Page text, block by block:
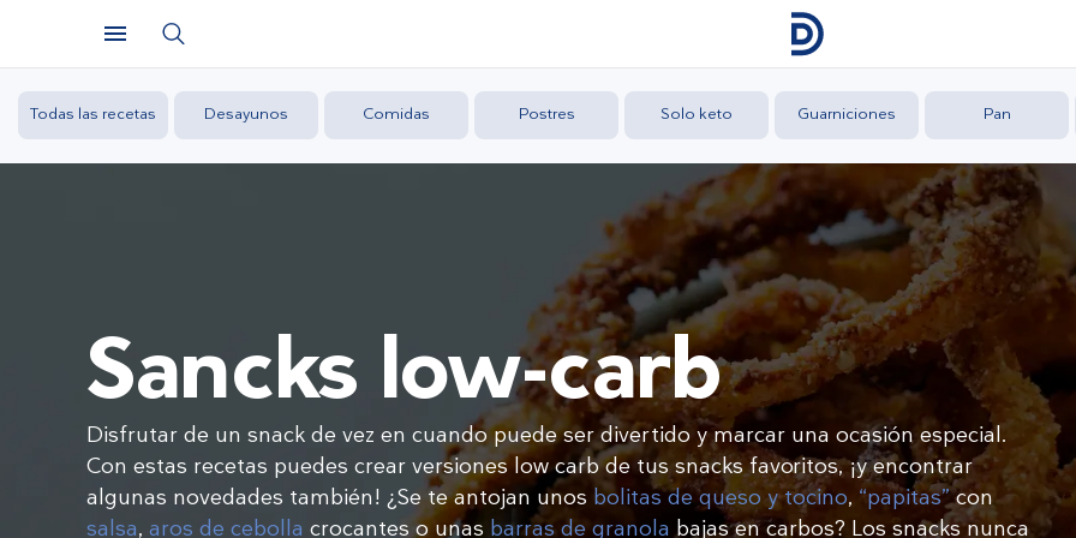
Todas las recetas Desayunos Comidas Postres Solo keto Guarniciones Pan
Sancks low-carb
Disfrutar de un snack de vez en cuando puede ser divertido y marcar una ocasión especial.
Con estas recetas puedes crear versiones low carb de tus snacks favoritos, ¡y encontrar
algunas novedades también! ¿Se te antojan unos bolitas de queso y tocino, “papitas”con
salsa, aros de cebolla crocantes o unas barras de granola bajas en carbos? Los snacks nunca